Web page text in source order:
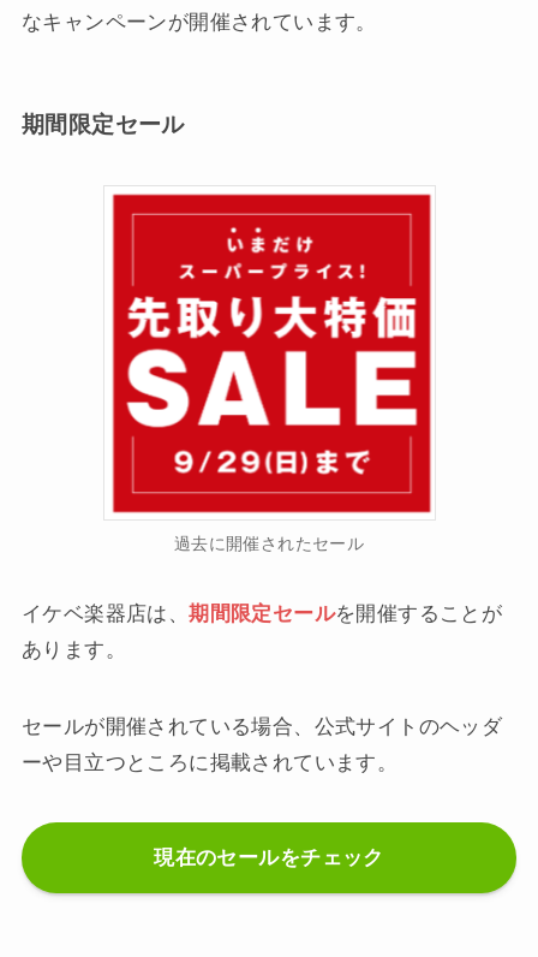
なキャンペーンが開催されています。
期間限定セール
過去に開催されたセール
イケベ楽器店は、期間限定セールを開催することが
あります。
セールが開催されている場合、公式サイトのヘッダ
ーや目立つところに掲載されています。
現在のセールをチェック